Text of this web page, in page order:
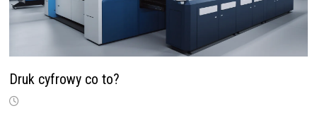
Druk cyfrowy co to?